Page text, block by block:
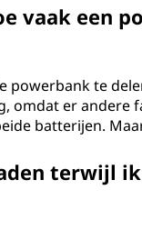
vaak een
powerbank te
omdat er andere
batterijen.
terwijl